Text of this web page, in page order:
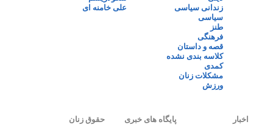
زندانی سیاسی
سیاسی
طنز
فرهنگی
قصه و داستان
کلاسه بندی نشده
کمدی
مشکلات زنان
ورزش
علی خامنه ای
اخبار پایگاه های خبری حقوق زنان